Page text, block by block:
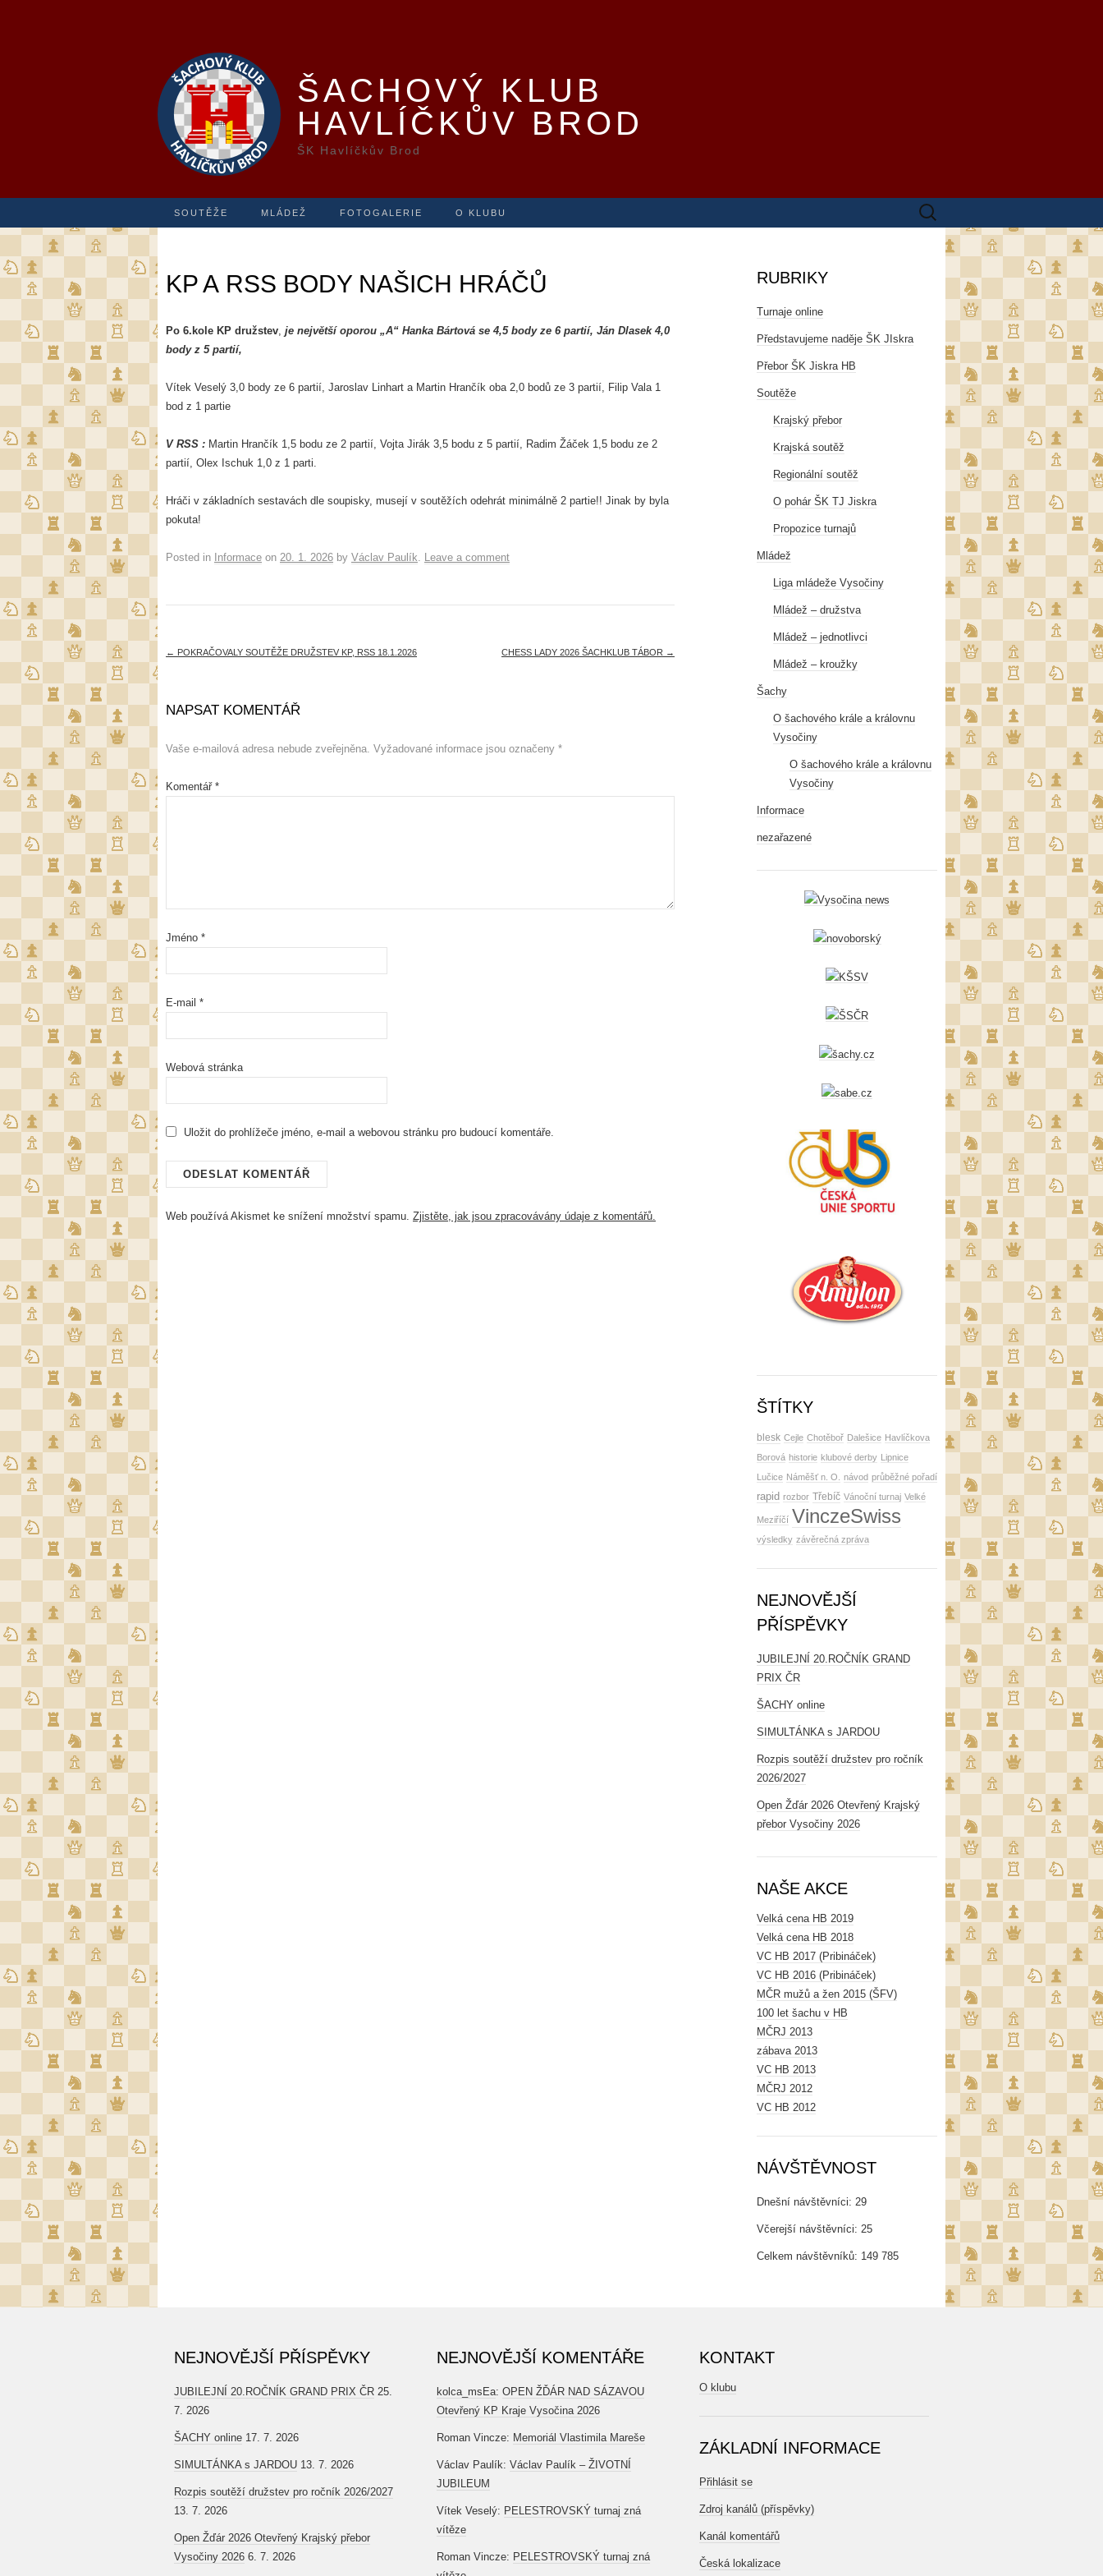
ŠACHOVÝ KLUB
HAVLÍČKŮV BROD
ŠK Havlíčkův Brod
SOUTĚŽE MLÁDEŽ FOTOGALERIE O KLUBU Vyhledávání
KP A RSS BODY NAŠICH HRÁČŮ
Po 6.kole KP družstev, je největší oporou „A“ Hanka Bártová se 4,5 body ze 6 partií, Ján Dlasek 4,0
body z 5 partií,
Vítek Veselý 3,0 body ze 6 partií, Jaroslav Linhart a Martin Hrančík oba 2,0 bodů ze 3 partií, Filip Vala 1
bod z 1 partie
V RSS : Martin Hrančík 1,5 bodu ze 2 partií, Vojta Jirák 3,5 bodu z 5 partií, Radim Žáček 1,5 bodu ze 2
partií, Olex Ischuk 1,0 z 1 parti.
Hráči v základních sestavách dle soupisky, musejí v soutěžích odehrát minimálně 2 partie!! Jinak by byla
pokuta!
Posted in Informace on 20. 1. 2026 by Václav Paulík. Leave a comment
← POKRAČOVALY SOUTĚŽE DRUŽSTEV KP, RSS 18.1.2026 CHESS LADY 2026 ŠACHKLUB TÁBOR →
NAPSAT KOMENTÁŘ
Vaše e-mailová adresa nebude zveřejněna. Vyžadované informace jsou označeny *
Komentář *
Jméno *
E-mail *
Webová stránka
Uložit do prohlížeče jméno, e-mail a webovou stránku pro budoucí komentáře.
Web používá Akismet ke snížení množství spamu. Zjistěte, jak jsou zpracovávány údaje z komentářů.
RUBRIKY
Turnaje online
Představujeme naděje ŠK JIskra
Přebor ŠK Jiskra HB
Soutěže
Krajský přebor
Krajská soutěž
Regionální soutěž
O pohár ŠK TJ Jiskra
Propozice turnajů
Mládež
Liga mládeže Vysočiny
Mládež – družstva
Mládež – jednotlivci
Mládež – kroužky
Šachy
O šachového krále a královnu
Vysočiny
O šachového krále a královnu
Vysočiny
Informace
nezařazené
ŠTÍTKY
blesk Cejle Chotěboř Dalešice Havlíčkova
Borová historie klubové derby Lipnice
Lučice Náměšť n. O. návod průběžné pořadí
rapid rozbor Třebíč Vánoční turnaj Velké
Meziříčí VinczeSwiss
výsledky závěrečná zpráva
NEJNOVĚJŠÍ
PŘÍSPĚVKY
JUBILEJNÍ 20.ROČNÍK GRAND
PRIX ČR
ŠACHY online
SIMULTÁNKA s JARDOU
Rozpis soutěží družstev pro ročník
2026/2027
Open Žďár 2026 Otevřený Krajský
přebor Vysočiny 2026
NAŠE AKCE
Velká cena HB 2019
Velká cena HB 2018
VC HB 2017 (Pribináček)
VC HB 2016 (Pribináček)
MČR mužů a žen 2015 (ŠFV)
100 let šachu v HB
MČRJ 2013
zábava 2013
VC HB 2013
MČRJ 2012
VC HB 2012
NÁVŠTĚVNOST
Dnešní návštěvníci: 29
Včerejší návštěvníci: 25
Celkem návštěvníků: 149 785
NEJNOVĚJŠÍ PŘÍSPĚVKY
JUBILEJNÍ 20.ROČNÍK GRAND PRIX ČR 25.
7. 2026
ŠACHY online 17. 7. 2026
SIMULTÁNKA s JARDOU 13. 7. 2026
Rozpis soutěží družstev pro ročník 2026/2027
13. 7. 2026
Open Žďár 2026 Otevřený Krajský přebor
Vysočiny 2026 6. 7. 2026
NEJNOVĚJŠÍ KOMENTÁŘE
kolca_msEa: OPEN ŽĎÁR NAD SÁZAVOU
Otevřený KP Kraje Vysočina 2026
Roman Vincze: Memoriál Vlastimila Mareše
Václav Paulík: Václav Paulík – ŽIVOTNÍ
JUBILEUM
Vítek Veselý: PELESTROVSKÝ turnaj zná
vítěze
Roman Vincze: PELESTROVSKÝ turnaj zná
KONTAKT
O klubu
ZÁKLADNÍ INFORMACE
Přihlásit se
Zdroj kanálů (příspěvky)
Kanál komentářů
Česká lokalizace